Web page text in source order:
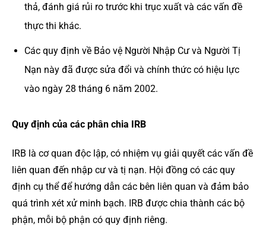
thả, đánh giá rủi ro trước khi trục xuất và các vấn đề
thực thi khác.
Các quy định về Bảo vệ Người Nhập Cư và Người Tị
Nạn này đã được sửa đổi và chính thức có hiệu lực
vào ngày 28 tháng 6 năm 2002.
Quy định của các phân chia IRB
IRB là cơ quan độc lập, có nhiệm vụ giải quyết các vấn đề
liên quan đến nhập cư và tị nạn. Hội đồng có các quy
định cụ thể để hướng dẫn các bên liên quan và đảm bảo
quá trình xét xử minh bạch. IRB được chia thành các bộ
phận, mỗi bộ phận có quy định riêng.